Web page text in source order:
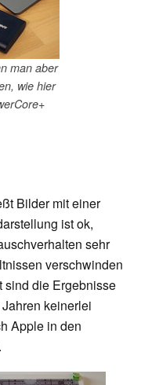
man aber
wie hier
Bilder mit einer
ist ok,
sehr
verschwinden
sind die Ergebnisse
keinerlei
Apple in den